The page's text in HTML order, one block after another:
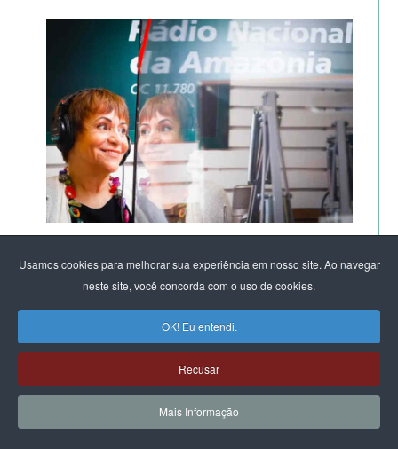
Usamos cookies para melhorar sua experiência em nosso site. Ao navegar
neste site, você concorda com o uso de cookies.
OK! Eu entendi.
Recusar
Mais Informação